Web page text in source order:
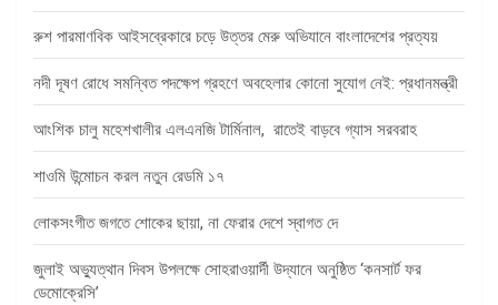
রুশ পারমাণবিক আইসব্রেকারে চড়ে উত্তর মেরু অভিযানে বাংলাদেশের প্রত্যয়
নদী দূষণ রোধে সমন্বিত পদক্ষেপ গ্রহণে অবহেলার কোনো সুযোগ নেই: প্রধানমন্ত্রী
আংশিক চালু মহেশখালীর এলএনজি টার্মিনাল, রাতেই বাড়বে গ্যাস সরবরাহ
শাওমি উন্মোচন করল নতুন রেডমি ১৭
লোকসংগীত জগতে শোকের ছায়া, না ফেরার দেশে স্বাগত দে
জুলাই অভ্যুত্থান দিবস উপলক্ষে সোহরাওয়ার্দী উদ্যানে অনুষ্ঠিত ‘কনসার্ট ফর
ডেমোক্রেসি’